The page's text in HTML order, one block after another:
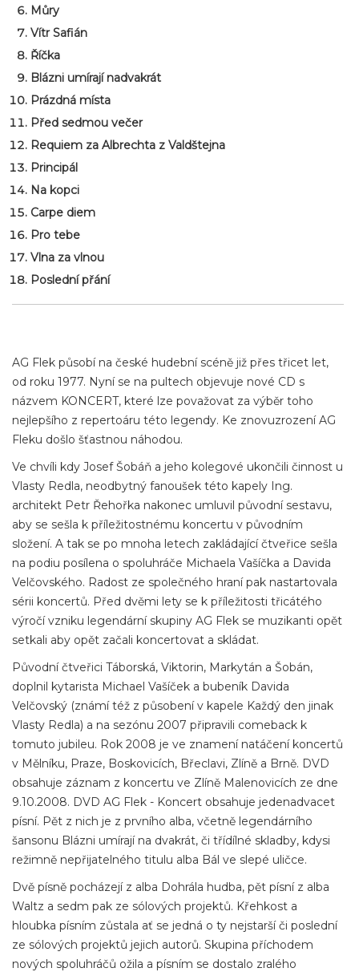
Můry
Vítr Safián
Říčka
Blázni umírají nadvakrát
Prázdná místa
Před sedmou večer
Requiem za Albrechta z Valdštejna
Principál
Na kopci
Carpe diem
Pro tebe
Vlna za vlnou
Poslední přání
AG Flek působí na české hudební scéně již přes třicet let,
od roku 1977. Nyní se na pultech objevuje nové CD s
názvem KONCERT, které lze považovat za výběr toho
nejlepšího z repertoáru této legendy. Ke znovuzrození AG
Fleku došlo šťastnou náhodou.
Ve chvíli kdy Josef Šobáň a jeho kolegové ukončili činnost u
Vlasty Redla, neodbytný fanoušek této kapely Ing.
architekt Petr Řehořka nakonec umluvil původní sestavu,
aby se sešla k příležitostnému koncertu v původním
složení. A tak se po mnoha letech zakládající čtveřice sešla
na podiu posílena o spoluhráče Michaela Vašíčka a Davida
Velčovského. Radost ze společného hraní pak nastartovala
sérii koncertů. Před dvěmi lety se k příležitosti třicátého
výročí vzniku legendární skupiny AG Flek se muzikanti opět
setkali aby opět začali koncertovat a skládat.
Původní čtveřici Táborská, Viktorin, Markytán a Šobán,
doplnil kytarista Michael Vašíček a bubeník Davida
Velčovský (známí též z působení v kapele Každý den jinak
Vlasty Redla) a na sezónu 2007 připravili comeback k
tomuto jubileu. Rok 2008 je ve znamení natáčení koncertů
v Mělníku, Praze, Boskovicích, Břeclavi, Zlíně a Brně. DVD
obsahuje záznam z koncertu ve Zlíně Malenovicích ze dne
9.10.2008. DVD AG Flek - Koncert obsahuje jedenadvacet
písní. Pět z nich je z prvního alba, včetně legendárního
šansonu Blázni umírají na dvakrát, či třídílné skladby, kdysi
režimně nepřijatelného titulu alba Bál ve slepé uličce.
Dvě písně pocházejí z alba Dohrála hudba, pět písní z alba
Waltz a sedm pak ze sólových projektů. Křehkost a
hloubka písním zůstala ať se jedná o ty nejstarší či poslední
ze sólových projektů jejich autorů. Skupina příchodem
nových spoluhráčů ožila a písním se dostalo zralého